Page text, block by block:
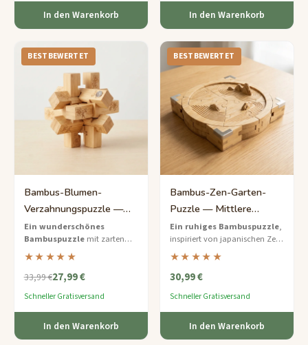
In den Warenkorb In den Warenkorb
BESTBEWERTET
Bambus-Blumen-
Verzahnungspuzzle —
Mittlere Eleganz für Sie
Ein wunderschönes
Bambuspuzzlemit zarten
floralen Gravuren — das
perfekte achtsame Geschenk
für sie.
★★★★★
33,99 €27,99 €
Schneller Gratisversand
In den Warenkorb
BESTBEWERTET
Bambus-Zen-Garten-
Puzzle — Mittlere
Entspannende
Herausforderung für Sie
Ein ruhiges Bambuspuzzle,
inspiriert von japanischen Zen-
Gärten – trennen Sie die
ineinandergreifenden Steine für
eine meditative
★★★★★
30,99 €
Schneller Gratisversand
In den Warenkorb